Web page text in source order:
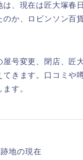
、現在は匠大塚春
か、ロビンソン百
号変更、閉店、匠
きます。口コミや
す。
地の現在